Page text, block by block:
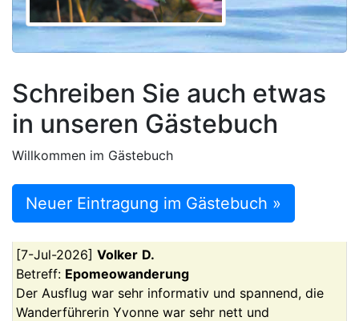
Schreiben Sie auch etwas
in unseren Gästebuch
Willkommen im Gästebuch
Neuer Eintragung im Gästebuch »
[7-Jul-2026] Volker D.
Betreff: Epomeowanderung
Der Ausflug war sehr informativ und spannend, die
Wanderführerin Yvonne war sehr nett und